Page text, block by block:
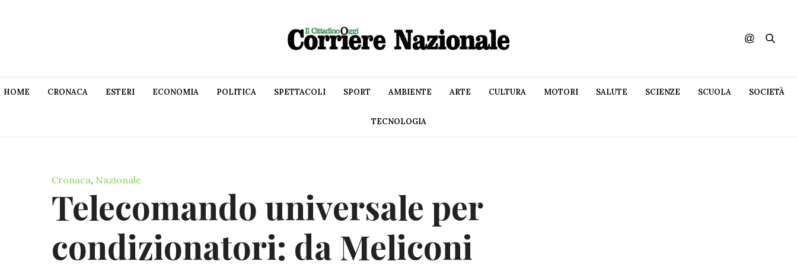
HOME CRONACA ESTERI ECONOMIA POLITICA SPETTACOLI SPORT AMBIENTE ARTE CULTURA MOTORI SALUTE SCIENZE SCUOLA SOCIETÀ
TECNOLOGIA
Cronaca, Nazionale
Telecomando universale per
condizionatori: da Meliconi